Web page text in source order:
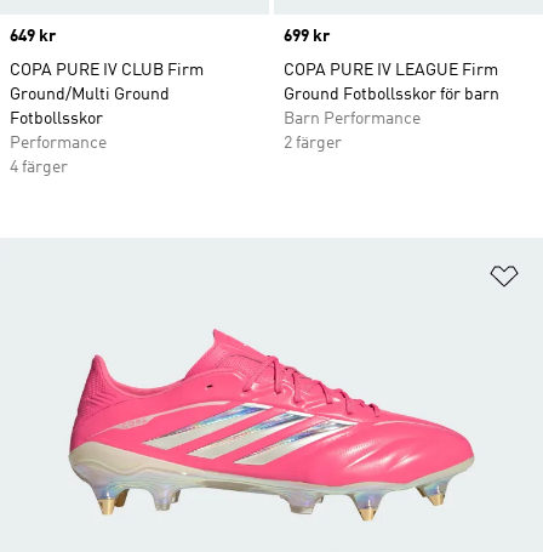
Price
649 kr
COPA PURE IV CLUB Firm
Ground/Multi Ground
Fotbollsskor
Performance
4 färger
Price
699 kr
COPA PURE IV LEAGUE Firm
Ground Fotbollsskor för barn
Barn Performance
2 färger